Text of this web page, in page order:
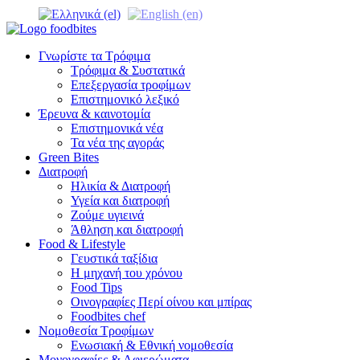
Γνωρίστε τα Τρόφιμα
Τρόφιμα & Συστατικά
Επεξεργασία τροφίμων
Επιστημονικό λεξικό
Έρευνα & καινοτομία
Επιστημονικά νέα
Τα νέα της αγοράς
Green Bites
Διατροφή
Ηλικία & Διατροφή
Υγεία και διατροφή
Ζούμε υγιεινά
Άθληση και διατροφή
Food & Lifestyle
Γευστικά ταξίδια
Η μηχανή του χρόνου
Food Tips
Οινογραφίες Περί οίνου και μπίρας
Foodbites chef
Νομοθεσία Τροφίμων
Ενωσιακή & Εθνική νομοθεσία